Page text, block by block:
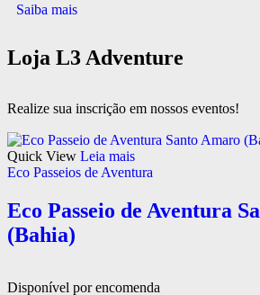
Saiba mais
Loja L3 Adventure
Realize sua inscrição em nossos eventos!
Quick View Leia mais
Eco Passeios de Aventura
Eco Passeio de Aventura
(Bahia)
Disponível por encomenda